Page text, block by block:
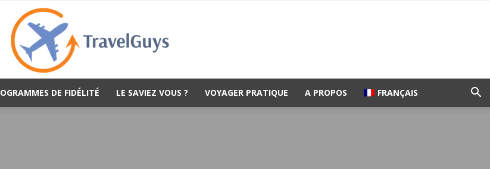
DE FIDÉLITÉ LE SAVIEZ VOUS ? VOYAGER PRATIQUE A PROPOS FRANÇAIS